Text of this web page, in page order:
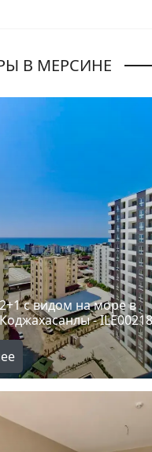
Соколова на
В МЕРСИНЕ
с видом на море в
-